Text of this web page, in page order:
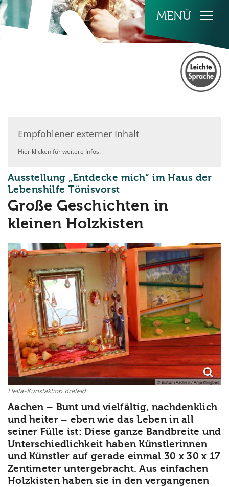
Zum Inhalt springen
Empfohlener externer Inhalt
Hier klicken für weitere Infos.
Ausstellung „Entdecke mich“ im Haus der
Lebenshilfe Tönisvorst:
Große Geschichten in
kleinen Holzkisten
© Bistum Aachen / Anja Klingbeil
Heifa-Kunstaktion Krefeld
Aachen – Bunt und vielfältig, nachdenklich
und heiter – eben wie das Leben in all
seiner Fülle ist: Diese ganze Bandbreite und
Unterschiedlichkeit haben Künstlerinnen
und Künstler auf gerade einmal 30 x 30 x 17
Zentimeter untergebracht. Aus einfachen
Holzkisten haben sie in den vergangenen